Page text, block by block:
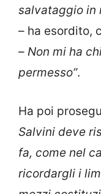
salvataggio in
– ha esordito,
– Non mi ha
permesso”.
Ha poi
Salvini deve
fa, come nel
ricordargli i